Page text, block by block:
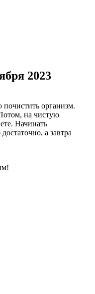
2023
организм.
на чистую
Начинать
а завтра